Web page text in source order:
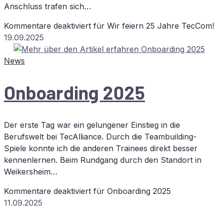
Anschluss trafen sich…
Kommentare deaktiviert für Wir fei­ern 25 Jah­re TecCom!
19.09.2025
News
On­boar­ding 2025
Der erste Tag war ein gelungener Einstieg in die
Berufswelt bei TecAlliance. Durch die Teambuilding-
Spiele konnte ich die anderen Trainees direkt besser
kennenlernen. Beim Rundgang durch den Standort in
Weikersheim…
Kommentare deaktiviert für On­boar­ding 2025
11.09.2025